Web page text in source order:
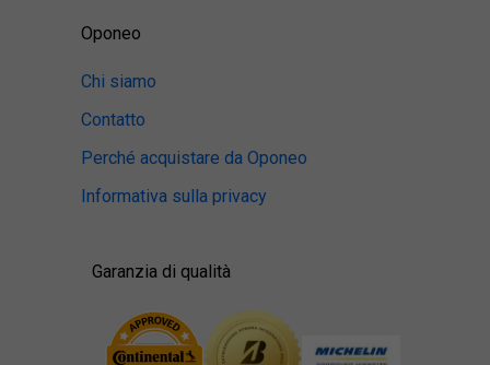
Oponeo
Chi siamo
Contatto
Perché acquistare da Oponeo
Informativa sulla privacy
Garanzia di qualità